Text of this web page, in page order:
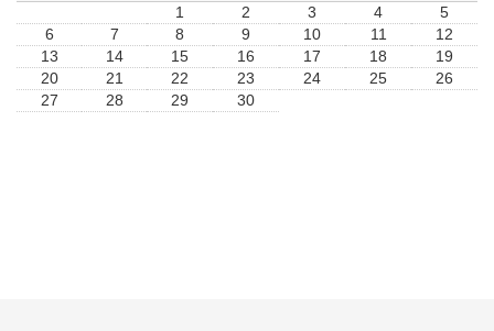
1
2 3 4
5
6
7 8 9 10 11
12
13
14 15 16 17 18
19
20
21 22 23 24 25
26
27
28 29 30